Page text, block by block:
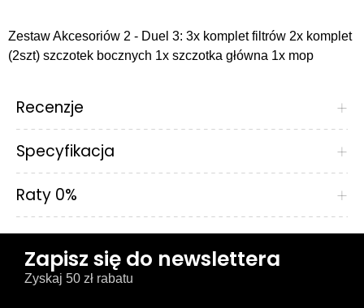
Zestaw Akcesoriów 2 - Duel 3: 3x komplet filtrów 2x komplet
(2szt) szczotek bocznych 1x szczotka główna 1x mop
Recenzje +
Specyfikacja +
Raty 0% +
Zapisz się do newslettera
Zyskaj 50 zł rabatu